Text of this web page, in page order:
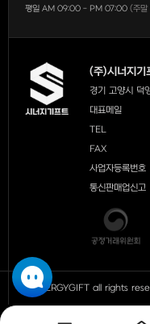
평일 AM 09:00 - PM 07:00 (주말
(주)시너지기
경기 고양시 덕
대표메일
TEL
FAX
사업자등록번호
통신판매업신고
ⓒ SYNERGYGIFT all rights